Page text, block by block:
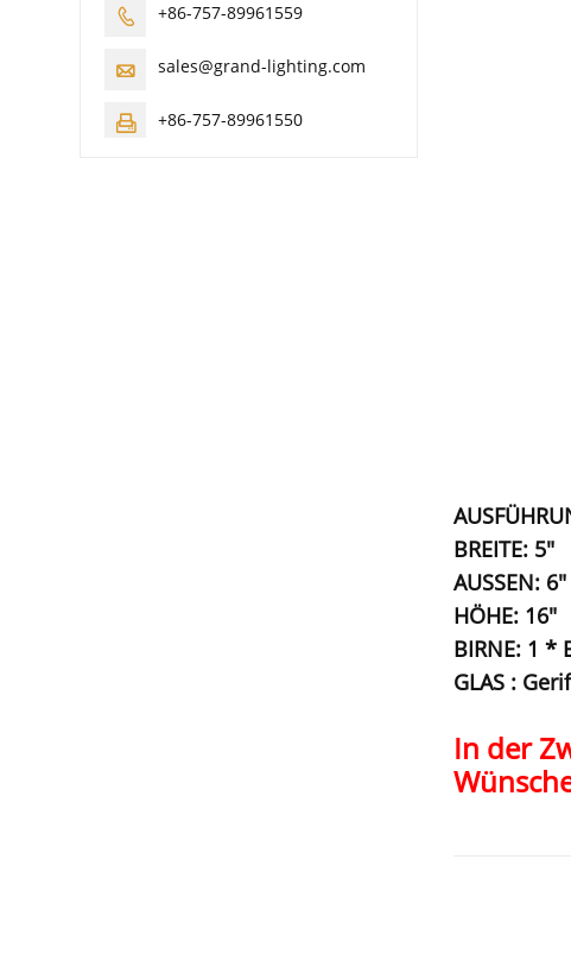
BREITE: 5"
AUSSEN: 6"
HÖHE: 16"
BIRNE: 1 *
GLAS :
In der
 +86-757-89961559
 sales@grand-lighting.com
 +86-757-89961550